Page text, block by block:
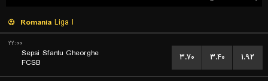
Romania Liga I
۲۲:۰۰
Sepsi Sfantu Gheorghe
FCSB
۳.۷۰ ۳.۴۰ ۱.۹۲